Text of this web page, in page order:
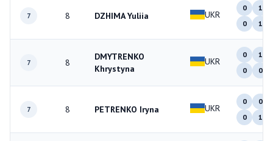
7 8 DZHIMA Yuliia UKR
0
1
0
1
7 8
DMYTRENKO
Khrystyna
UKR
0
1
0
0
7 8 PETRENKO Iryna UKR
0
0
0
1